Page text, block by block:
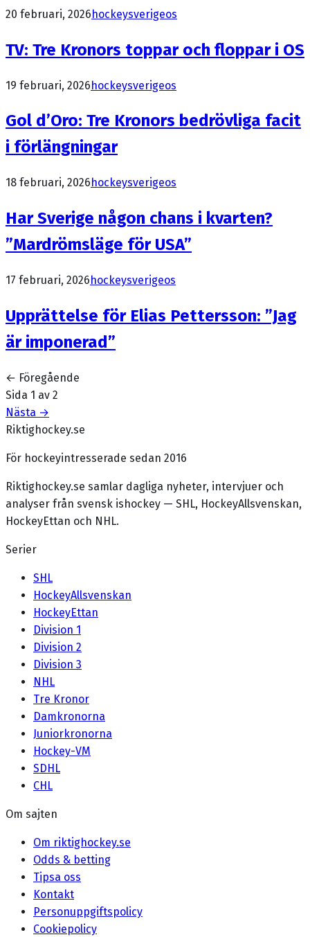
20 februari, 2026hockeysverigeos
TV: Tre Kronors toppar och floppar i OS
19 februari, 2026hockeysverigeos
Gol d’Oro: Tre Kronors bedrövliga facit
i förlängningar
18 februari, 2026 hockeysverigeos
Har Sverige någon chans i kvarten?
”Mardrömsläge för USA”
17 februari, 2026 hockeysverigeos
Upprättelse för Elias Pettersson: ”Jag
är imponerad”
← Föregående
Sida 1 av 2
Nästa →
Riktighockey.se
För hockeyintresserade sedan 2016
Riktighockey.se samlar dagliga nyheter, intervjuer och
analyser från svensk ishockey — SHL, HockeyAllsvenskan,
HockeyEttan och NHL.
Serier
SHL
HockeyAllsvenskan
HockeyEttan
Division 1
Division 2
Division 3
NHL
Tre Kronor
Damkronorna
Juniorkronorna
Hockey-VM
SDHL
CHL
Om sajten
Om riktighockey.se
Odds & betting
Tipsa oss
Kontakt
Personuppgiftspolicy
Cookiepolicy